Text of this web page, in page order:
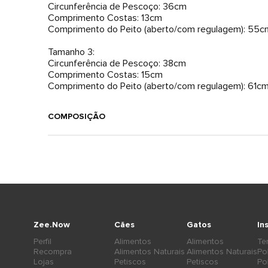
Circunferência de Pescoço: 36cm
Comprimento Costas: 13cm
Comprimento do Peito (aberto/com regulagem):
Tamanho 3:
Circunferência de Pescoço: 38cm
Comprimento Costas: 15cm
Comprimento do Peito (aberto/com regulagem): 61cm
COMPOSIÇÃO
Cães
Alimentos
Alimentos Naturais
Petiscos
Gatos
Alimentos
Alimentos Naturais
Petiscos
Zee.Now
Perfil
Recompra
Lojas